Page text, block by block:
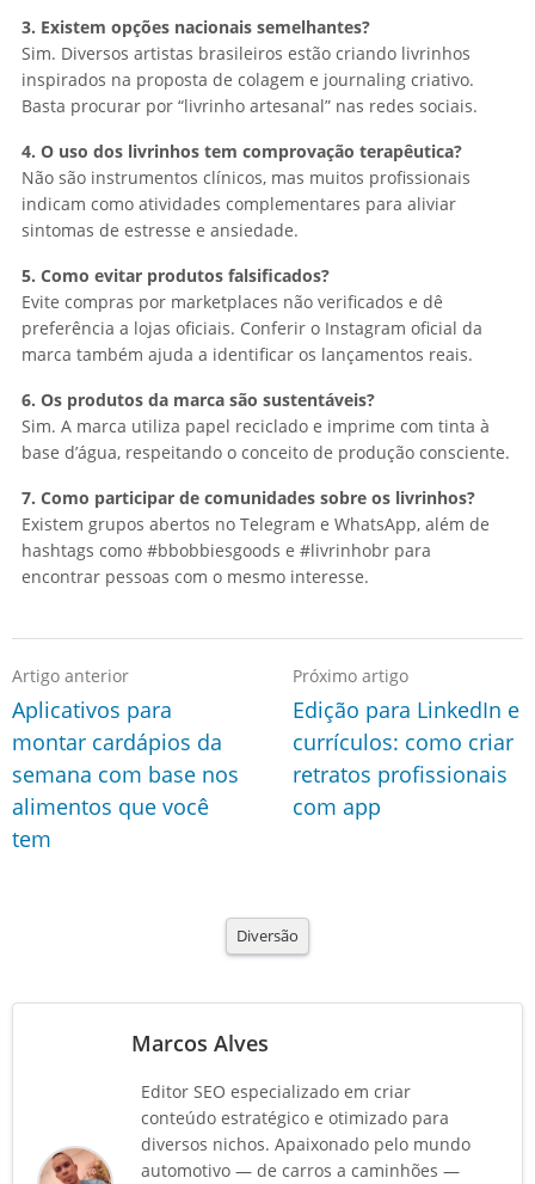
3. Existem opções nacionais semelhantes?
Sim. Diversos artistas brasileiros estão criando livrinhos
inspirados na proposta de colagem e journaling criativo.
Basta procurar por “livrinho artesanal” nas redes sociais.
4. O uso dos livrinhos tem comprovação terapêutica?
Não são instrumentos clínicos, mas muitos profissionais
indicam como atividades complementares para aliviar
sintomas de estresse e ansiedade.
5. Como evitar produtos falsificados?
Evite compras por marketplaces não verificados e dê
preferência a lojas oficiais. Conferir o Instagram oficial da
marca também ajuda a identificar os lançamentos reais.
6. Os produtos da marca são sustentáveis?
Sim. A marca utiliza papel reciclado e imprime com tinta à
base d’água, respeitando o conceito de produção consciente.
7. Como participar de comunidades sobre os livrinhos?
Existem grupos abertos no Telegram e WhatsApp, além de
hashtags como #bbobbiesgoods e #livrinhobr para
encontrar pessoas com o mesmo interesse.
Artigo anterior
Aplicativos para
montar cardápios da
semana com base nos
alimentos que você
tem
Próximo artigo
Edição para LinkedIn e
currículos: como criar
retratos profissionais
com app
Diversão
Marcos Alves
Editor SEO especializado em criar
conteúdo estratégico e otimizado para
diversos nichos. Apaixonado pelo mundo
automotivo — de carros a caminhões —